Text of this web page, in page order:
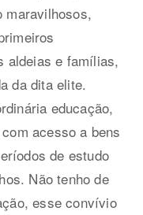
maravilhosos,
aldeias e famílias,
da dita elite.
educação,
acesso a bens
de estudo
Não tenho de
esse convívio